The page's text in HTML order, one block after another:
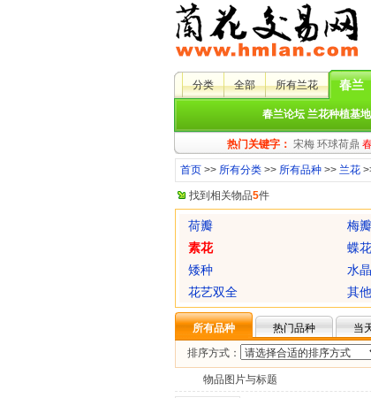
分类 全部 所有兰花 春兰
春兰论坛 兰花种植基地
热门关键字： 宋梅 环球荷鼎
首页 >> 所有分类 >> 所有品种 >> 兰花
找到相关物品5件
荷瓣 梅瓣
素花
蝶花
矮种
水晶
花艺双全
其他
所有品种 热门品种
当
排序方式：
物品图片与标题